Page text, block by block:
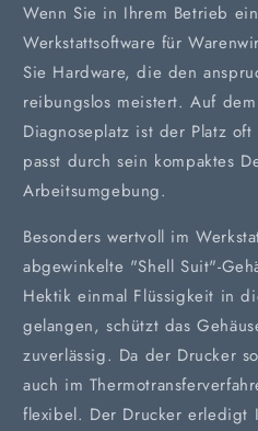
Wenn Sie in Ihrem Betrieb
Werkstattsoftware für
Sie Hardware, die den
reibungslos meistert. Auf
Diagnoseplatz ist der Platz
passt durch sein kompaktes
Arbeitsumgebung.
Besonders wertvoll im
abgewinkelte "Shell Suit"-
Hektik einmal Flüssigkeit in
gelangen, schützt das
zuverlässig. Da der Drucker
auch im
flexibel. Der Drucker erledigt